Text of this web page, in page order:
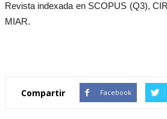
Revista indexada en SCOPUS (Q3),
MIAR.
Compartir Facebook